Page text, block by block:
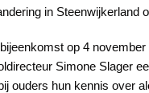
in Steenwijkerland
op 4 november
Simone Slager
ouders hun kennis over